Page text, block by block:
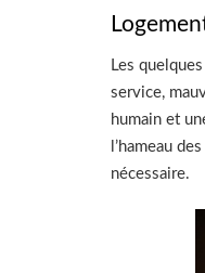
Les quelques
service,
humain et
l’hameau des
nécessaire.